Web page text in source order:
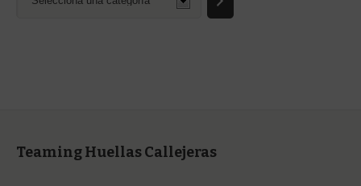
Teaming Huellas Callejeras